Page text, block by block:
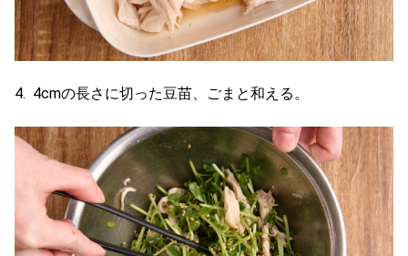
4. 4cmの長さに切った豆苗、ごまと和える。